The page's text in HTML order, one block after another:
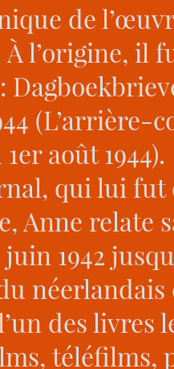
de
l’origine, il
(L’arrière-
août 1944).
qui lui
Anne relate
1942
néerlandais
des livres
téléfilms,